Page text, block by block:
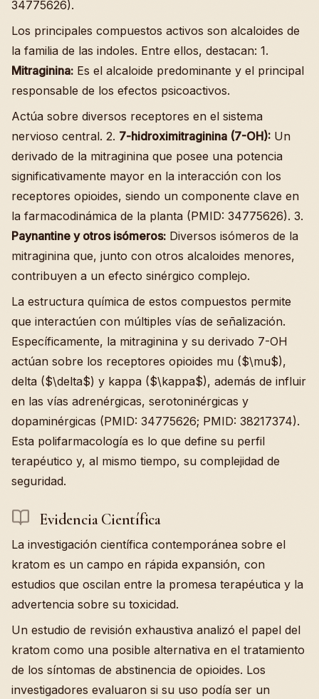
34775626).
Los principales compuestos activos son alcaloides de
la familia de las indoles. Entre ellos, destacan: 1.
Mitraginina: Es el alcaloide predominante y el principal
responsable de los efectos psicoactivos.
Actúa sobre diversos receptores en el sistema
nervioso central. 2. 7-hidroximitraginina (7-OH): Un
derivado de la mitraginina que posee una potencia
significativamente mayor en la interacción con los
receptores opioides, siendo un componente clave en
la farmacodinámica de la planta (PMID: 34775626). 3.
Paynantine y otros isómeros: Diversos isómeros de la
mitraginina que, junto con otros alcaloides menores,
contribuyen a un efecto sinérgico complejo.
La estructura química de estos compuestos permite
que interactúen con múltiples vías de señalización.
Específicamente, la mitraginina y su derivado 7-OH
actúan sobre los receptores opioides mu ($\mu$),
delta ($\delta$) y kappa ($\kappa$), además de influir
en las vías adrenérgicas, serotoninérgicas y
dopaminérgicas (PMID: 34775626; PMID: 38217374).
Esta polifarmacología es lo que define su perfil
terapéutico y, al mismo tiempo, su complejidad de
seguridad.
Evidencia Científica
La investigación científica contemporánea sobre el
kratom es un campo en rápida expansión, con
estudios que oscilan entre la promesa terapéutica y la
advertencia sobre su toxicidad.
Un estudio de revisión exhaustiva analizó el papel del
kratom como una posible alternativa en el tratamiento
de los síntomas de abstinencia de opioides. Los
investigadores evaluaron si su uso podía ser un